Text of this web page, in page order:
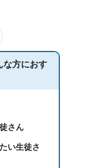
な方におす
さん
い生徒さ